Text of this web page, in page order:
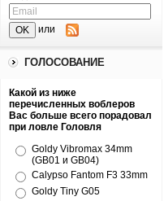
или
ГОЛОСОВАНИЕ
Какой из ниже
перечисленных воблеров
Вас больше всего порадовал
при ловле Головля
Goldy Vibromax 34mm
(GB01 и GB04)
Calypso Fantom F3 33mm
Goldy Tiny G05